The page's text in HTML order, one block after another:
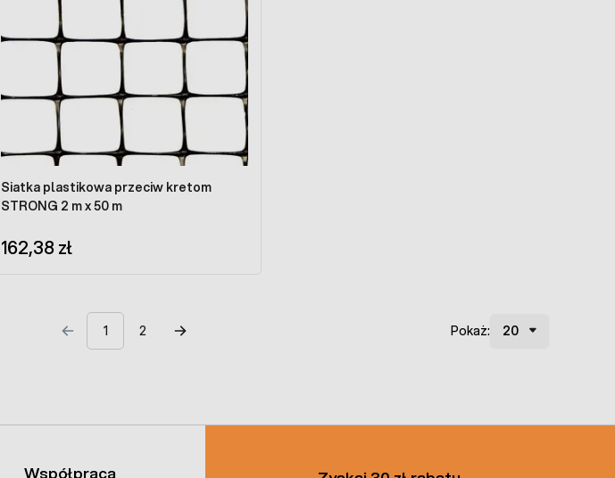
Siatka plastikowa przeciw kretom
STRONG 2 m x 50 m
162,38 zł
1 2 Pokaż:
Współpraca